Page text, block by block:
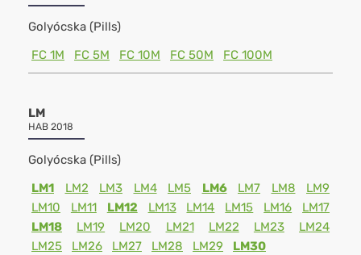
Golyócska (Pills)
FC 1M
FC 5M FC 10M FC 50M FC 100M
LM
HAB 2018
Golyócska (Pills)
LM1
LM2 LM3 LM4 LM5 LM6 LM7 LM8
LM9
LM10
LM11 LM12 LM13 LM14 LM15 LM16
LM17
LM18
LM19 LM20 LM21 LM22 LM23
LM24
LM25
LM26 LM27 LM28 LM29 LM30